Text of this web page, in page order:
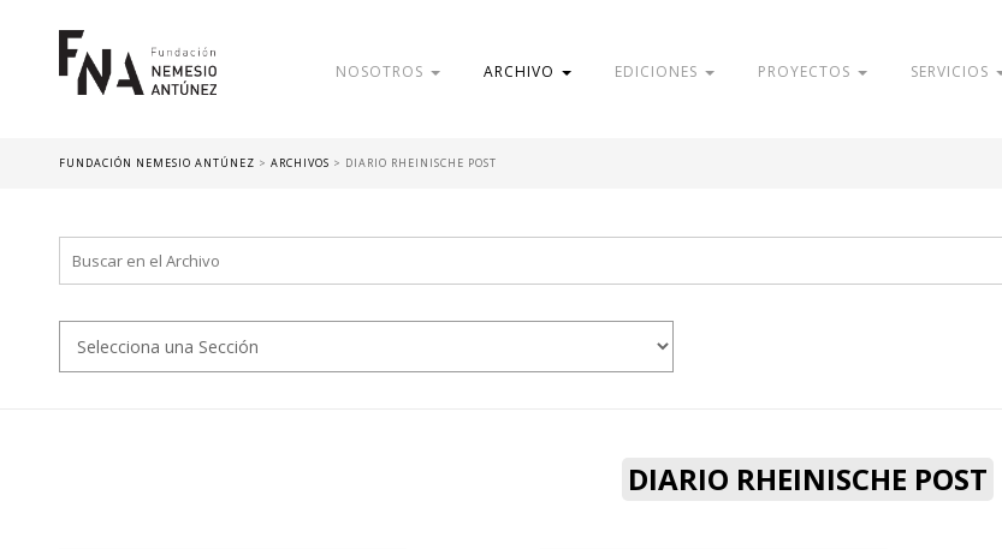
NOSOTROS ARCHIVO EDICIONES PROYECTOS SERVICIOS
FUNDACIÓN NEMESIO ANTÚNEZ > ARCHIVOS > DIARIO RHEINISCHE POST
DIARIO RHEINISCHE POST